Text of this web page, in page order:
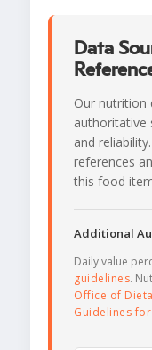
Data
Our nutrition
authoritative
and
references
this food
Additional
Daily value
guidelines.
Office of
Guidelines